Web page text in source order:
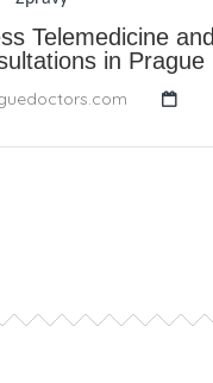
Telemedicine and
in Prague